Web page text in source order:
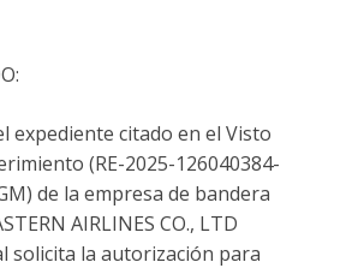
expediente citado en el Visto
(RE-2025-126040384-
de la empresa de bandera
AIRLINES CO., LTD
solicita la autorización para